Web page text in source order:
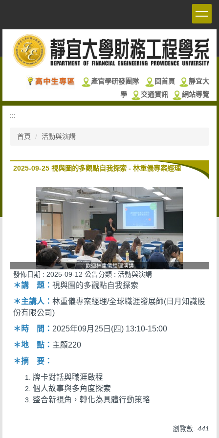
產官學研發團隊 回首頁
靜宜大
學
交通資訊 網站導覽
:::
首頁 活動與演講
2025-09-25 視與圖的多觀點自我探索 - 林重儀專案經理
歡迎林重儀經理演講
發佈日期 : 2025-09-12 公告分類 : 活動與演講
＊講 題： 視與圖的多觀點自我探索
＊主講人： 林重儀專案經理/全球職涯發展師(日月知識股
份有限公司)
＊時 間： 2025年09月25日(四) 13:10-15:00
＊地 點： 主顧220
＊摘 要：
牌卡對話與職涯啟程
個人故事與多角度探索
整合新視角，轉化為具體行動策略
瀏覽數: 441